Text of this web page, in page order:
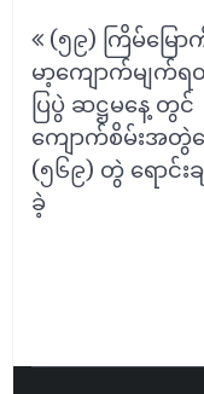
Post
navigation
(၅၉) ကြိမ်မြော
မာ့ကျောက်မျက်ရ
ပြပွဲ ဆဋ္ဌမနေ့ တွင်
ကျောက်စိမ်းအတွဲပ
(၅၆၉) တွဲ ရောင်းခ
ခဲ့